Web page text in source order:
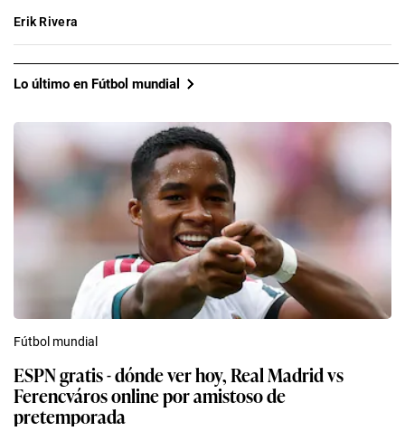
Erik Rivera
Lo último en Fútbol mundial
Fútbol mundial
ESPN gratis - dónde ver hoy, Real Madrid vs
Ferencváros online por amistoso de
pretemporada